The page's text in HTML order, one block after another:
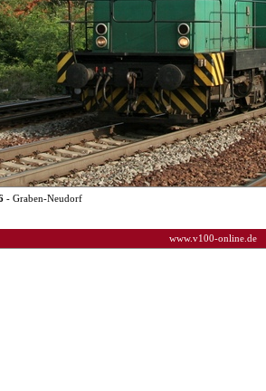
- Graben-Neudorf
www.v100-online.de